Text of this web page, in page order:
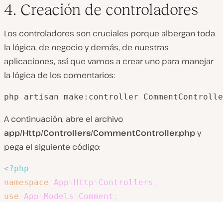
4. Creación de controladores
Los controladores son cruciales porque albergan toda
la lógica, de negocio y demás, de nuestras
aplicaciones, así que vamos a crear uno para manejar
la lógica de los comentarios:
php artisan make:controller
A continuación, abre el archivo
app/Http/Controllers/CommentController.phpy
pega el siguiente código:
<?php
namespace App Http Controllers
use App Models Comment